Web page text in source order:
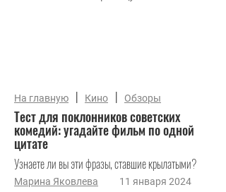
На главную | Кино | Обзоры
Тест для поклонников советских
комедий: угадайте фильм по одной
цитате
Узнаете ли вы эти фразы, ставшие крылатыми?
Марина Яковлева 11 января 2024